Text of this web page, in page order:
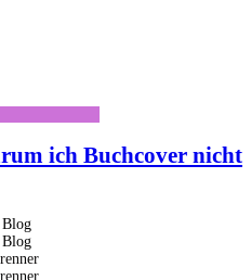
ich Buchcover nicht